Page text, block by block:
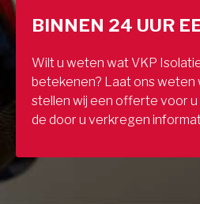
BINNEN 24 UUR
Wilt u weten wat VKP
betekenen? Laat ons weten
stellen wij een offerte voor u
de door u verkregen